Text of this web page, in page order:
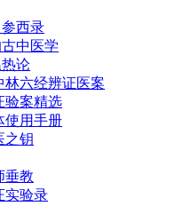
西录
中医学
论
林六经辨证医案
验案精选
使用手册
之钥
垂教
实验录